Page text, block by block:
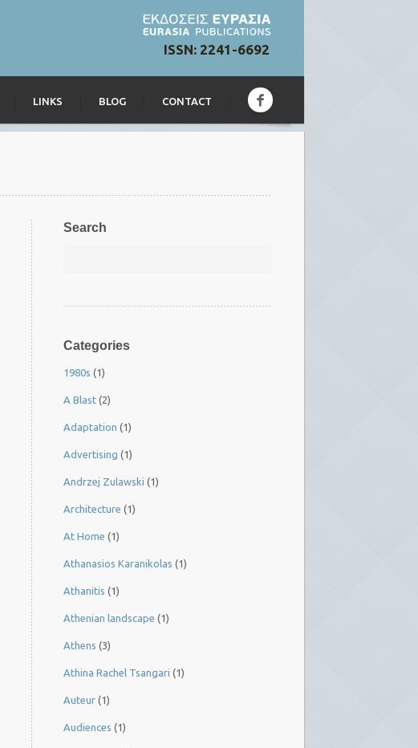
ISSN: 2241-6692
LINKS BLOG CONTACT
Search
Categories
1980s (1)
A Blast (2)
Adaptation (1)
Advertising (1)
Andrzej Zulawski (1)
Architecture (1)
At Home (1)
Athanasios Karanikolas (1)
Athanitis (1)
Athenian landscape (1)
Athens (3)
Athina Rachel Tsangari (1)
Auteur (1)
Audiences (1)